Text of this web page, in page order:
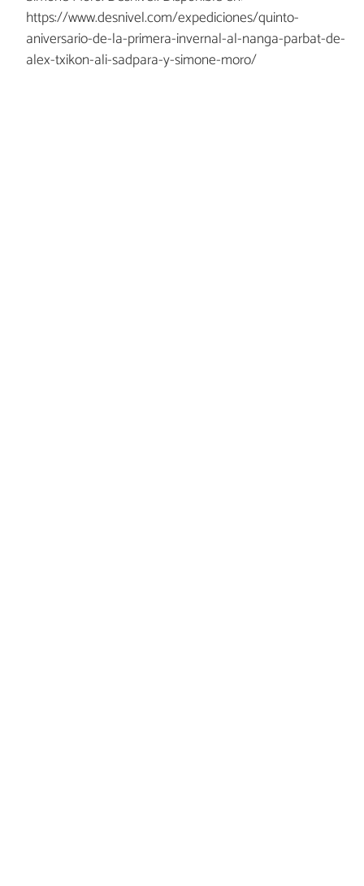
https://www.desnivel.com/expediciones/quinto-
aniversario-de-la-primera-invernal-al-nanga-parbat-de-
alex-txikon-ali-sadpara-y-simone-moro/